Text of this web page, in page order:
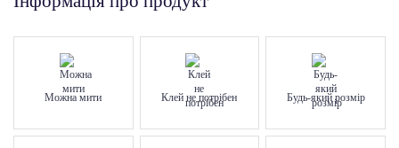
Можна мити Клей не потрібен Будь-який розмір